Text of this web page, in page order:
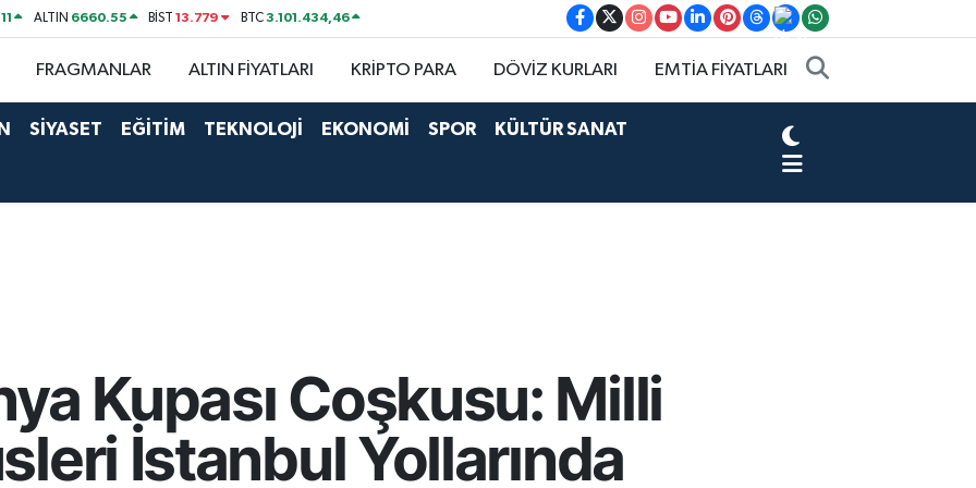
ALTIN 6660.55 BİST13.779 BTC3.101.434,46
FRAGMANLAR ALTIN FİYATLARI KRİPTO PARA DÖVİZ KURLARI EMTİA FİYATLARI
SİYASET EĞİTİM TEKNOLOJİ EKONOMİ SPOR KÜLTÜR SANAT
Kupası Coşkusu: Milli
İstanbul Yollarında